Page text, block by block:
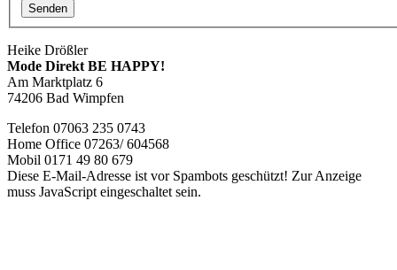
Senden
Heike Drößler
Mode Direkt BE HAPPY!
Am Marktplatz 6
74206 Bad Wimpfen
Telefon 07063 235 0743
Home Office 07263/ 604568
Mobil 0171 49 80 679
Diese E-Mail-Adresse ist vor Spambots geschützt! Zur Anzeige
muss JavaScript eingeschaltet sein.